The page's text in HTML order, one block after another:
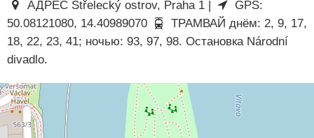
АДРЕС Střelecký ostrov, Praha 1 |
GPS:
50.08121080, 14.40989070
ТРАМВАЙ днём: 2, 9, 17,
18, 22, 23, 41; ночью: 93, 97, 98. Остановка Národní
divadlo.